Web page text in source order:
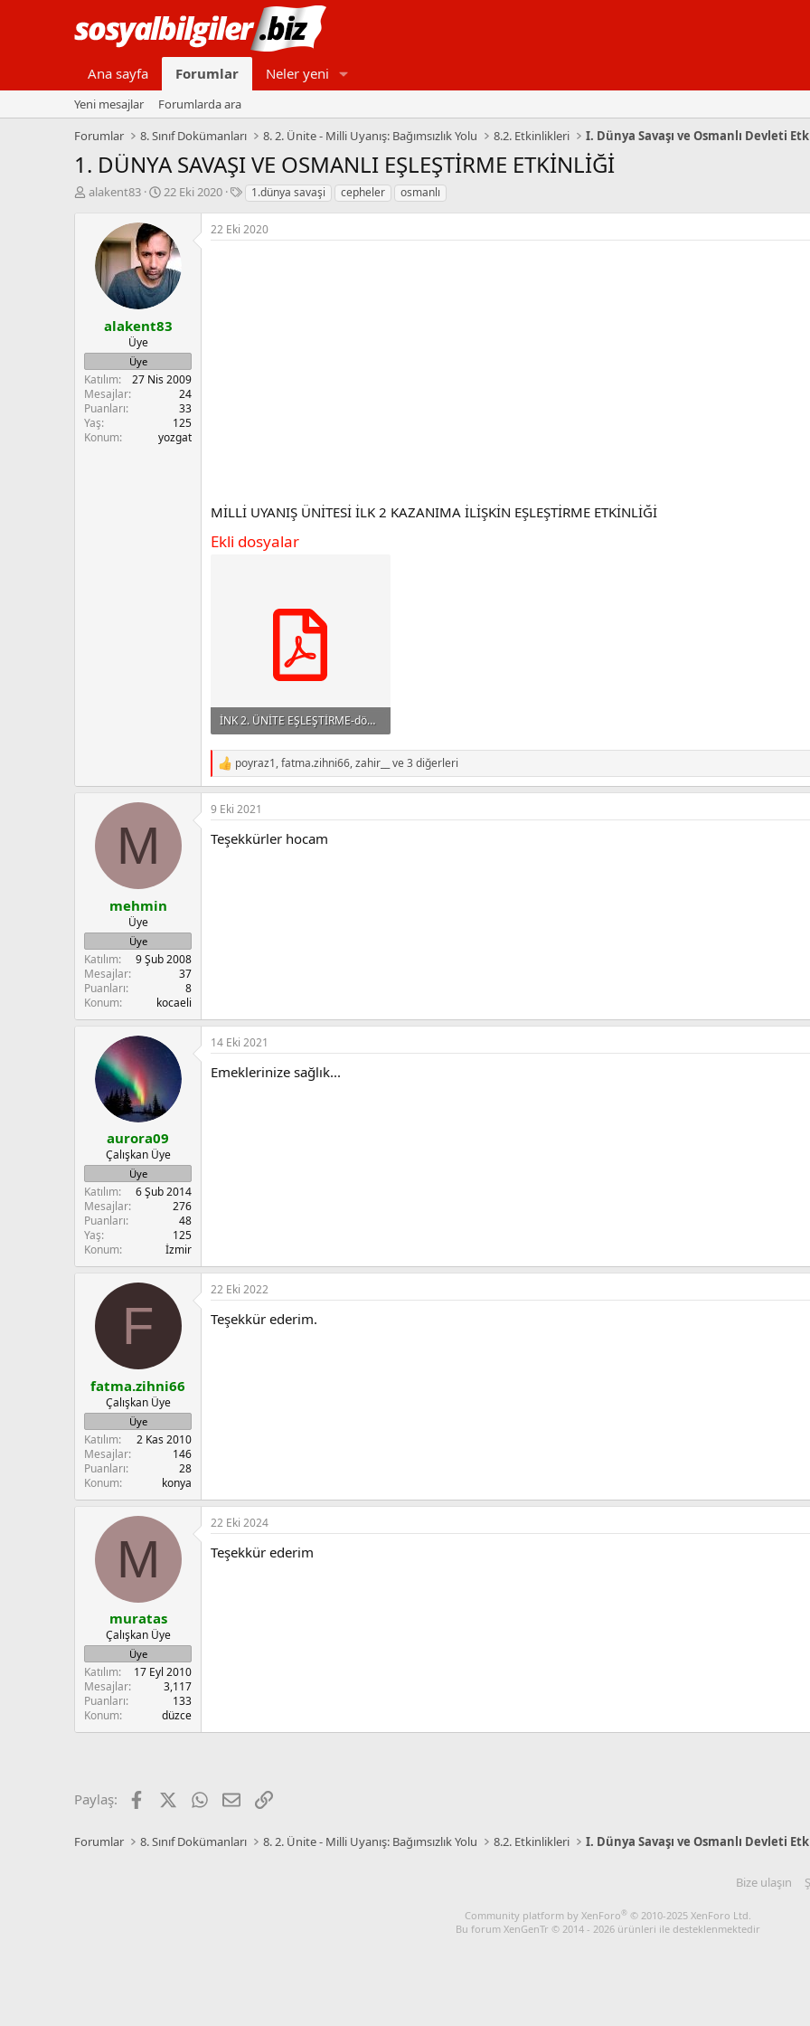
Ana sayfa Forumlar Neler yeni
Yeni mesajlar
Forumlarda ara
Forumlar
8. Sınıf Dokümanları 8. 2. Ünite - Milli Uyanış: Bağımsızlık Yolu 8.2. Etkinlikleri
1. DÜNYA SAVAŞI VE OSMANLI EŞLEŞTİRME ETKİNLİĞİ
K
l
a
t
a
n
alakent83
B
l
a
n
g
ı
ç
a
r
22 Eki 2020
E
i
k
1.dünya savaşi cepheler osmanlı
alakent83
Üye
Üye
Katılım
27 Nis 2009
Mesajlar
24
Puanları
33
Yaş
125
Konum
yozgat
22 Eki 2020
MİLLİ UYANIŞ ÜNİTESİ İLK 2 KAZANIMA İLİŞKİN EŞLEŞTİRME ETKİNLİĞİ
Ekli dosyalar
İNK 2. ÜNİTE EŞLEŞTİRME-dönüştürüldü.pdf
129.9 KB · Görüntüleme: 4,515
R
e
a
c
i
poyraz1,fatma.zihni66,zahir__ ve 3 diğerleri
M
mehmin
Üye
Üye
Katılım
9 Şub 2008
Mesajlar
37
Puanları
8
Konum
kocaeli
9 Eki 2021
Teşekkürler hocam
aurora09
Çalışkan Üye
Üye
Katılım
6 Şub 2014
Mesajlar
276
Puanları
48
Yaş
125
Konum
İzmir
14 Eki 2021
Emeklerinize sağlık...
F
fatma.zihni66
Çalışkan Üye
Üye
Katılım
2 Kas 2010
Mesajlar
146
Puanları
28
Konum
konya
22 Eki 2022
Teşekkür ederim.
M
muratas
Çalışkan Üye
Üye
Katılım
17 Eyl 2010
Mesajlar
3,117
Puanları
133
Konum
düzce
22 Eki 2024
Teşekkür ederim
Paylaş: Facebook WhatsApp
E-postaLink
Forumlar 8. Sınıf Dokümanları 8. 2. Ünite - Milli Uyanış: Bağımsızlık Yolu 8.2. Etkinlikleri
Bize ulaşın
Community platform by XenForo® © 2010-2025 XenForo Ltd.
Bu forum XenGenTr © 2014 - 2026 ürünleri ile desteklenmektedir